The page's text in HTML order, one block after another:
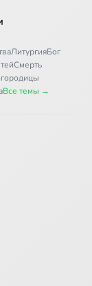
ЛитургияБог
Смерть
Все темы →